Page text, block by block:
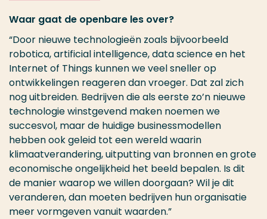
Waar gaat de openbare les over?
“Door nieuwe technologieën zoals bijvoorbeeld
robotica, artificial intelligence, data science en het
Internet of Things kunnen we veel sneller op
ontwikkelingen reageren dan vroeger. Dat zal zich
nog uitbreiden. Bedrijven die als eerste zo’n nieuwe
technologie winstgevend maken noemen we
succesvol, maar de huidige businessmodellen
hebben ook geleid tot een wereld waarin
klimaatverandering, uitputting van bronnen en grote
economische ongelijkheid het beeld bepalen. Is dit
de manier waarop we willen doorgaan? Wil je dit
veranderen, dan moeten bedrijven hun organisatie
meer vormgeven vanuit waarden.”